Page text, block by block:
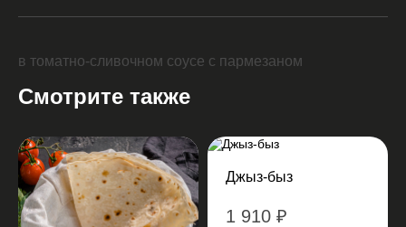
в томатно-сливочном соусе с пармезаном
Смотрите также
Джыз-быз
1 910 ₽